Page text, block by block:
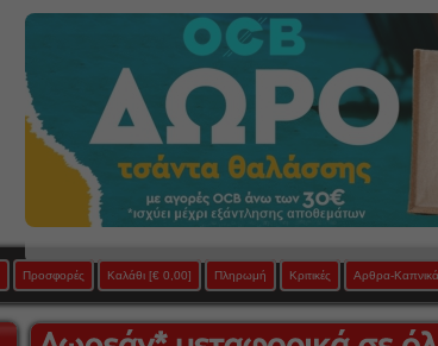
Προσφορές Καλάθι [€ 0,00] Πληρωμή Κριτικές Αρθρα-